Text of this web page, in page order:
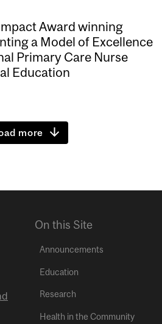
Award winning
a Model of Excellence
Primary Care Nurse
Education
more
On this Site
Announcements
Education
Research
Health in the Community